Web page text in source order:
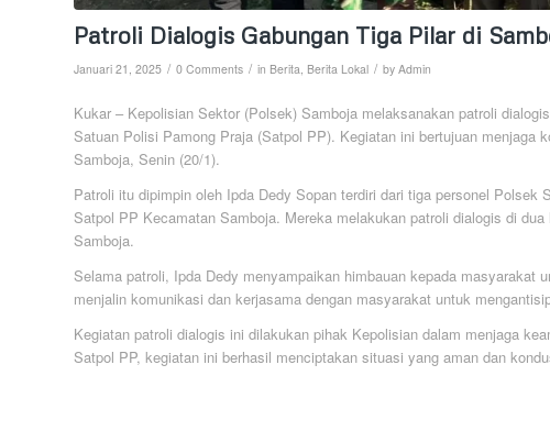
Patroli Dialogis Gabungan Tiga Pilar di
Januari 21, 2025 / 0 Comments / in Berita Berita Lokal / by Admin
Kukar – Kepolisian Sektor (Polsek) Samboja melaksanakan patroli
Satuan Polisi Pamong Praja (Satpol PP). Kegiatan ini bertujuan
Samboja, Senin (20/1).
Patroli itu dipimpin oleh Ipda Dedy Sopan terdiri dari tiga personel
Satpol PP Kecamatan Samboja. Mereka melakukan patroli dialogis di
Samboja.
Selama patroli, Ipda Dedy menyampaikan himbauan kepada masyarakat
menjalin komunikasi dan kerjasama dengan masyarakat untuk
Kegiatan patroli dialogis ini dilakukan pihak Kepolisian dalam menjaga
Satpol PP, kegiatan ini berhasil menciptakan situasi yang aman dan